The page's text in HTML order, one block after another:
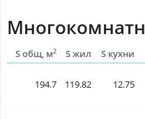
S общ, м2 S жил S кухни
194.7 119.82 12.75